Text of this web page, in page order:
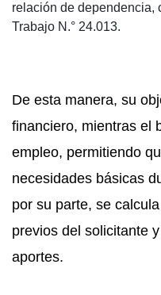
relación de dependencia,
Trabajo N.° 24.013.
De esta manera, su
financiero, mientras el
empleo, permitiendo
necesidades básicas
por su parte, se
previos del solicitante
aportes.